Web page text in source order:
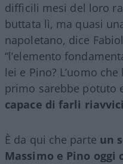
difficili mesi del loro
buttata lì, ma quasi
napoletano, dice
“l’elemento
lei e Pino? L’uomo
primo sarebbe potuto
capace di farli
È da qui che parte un
Massimo e Pino oggi